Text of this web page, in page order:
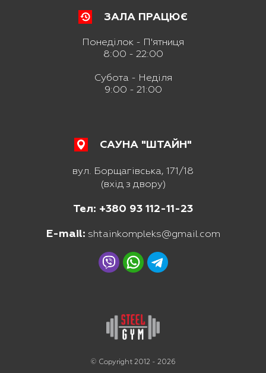
© Copyright 2012 - 2026
ЗАЛА ПРАЦЮЄ
Понеділок - П'ятниця
8:00 - 22:00
Субота - Неділя
9:00 - 21:00
САУНА "ШТАЙН"
вул. Борщагівська, 171/18
(вхід з двору)
Тел: +380 93 112-11-23
E-mail: shtainkompleks@gmail.com